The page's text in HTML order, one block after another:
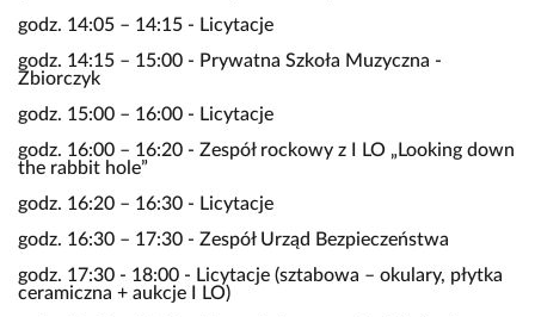
godz. 14:05 – 14:15 - Licytacje
godz. 14:15 – 15:00 - Prywatna Szkoła Muzyczna -
Zbiorczyk
godz. 15:00 – 16:00 - Licytacje
godz. 16:00 – 16:20 - Zespół rockowy z I LO „Looking down
the rabbit hole”
godz. 16:20 – 16:30 - Licytacje
godz. 16:30 – 17:30 - Zespół Urząd Bezpieczeństwa
godz. 17:30 - 18:00 - Licytacje (sztabowa – okulary, płytka
ceramiczna + aukcje I LO)